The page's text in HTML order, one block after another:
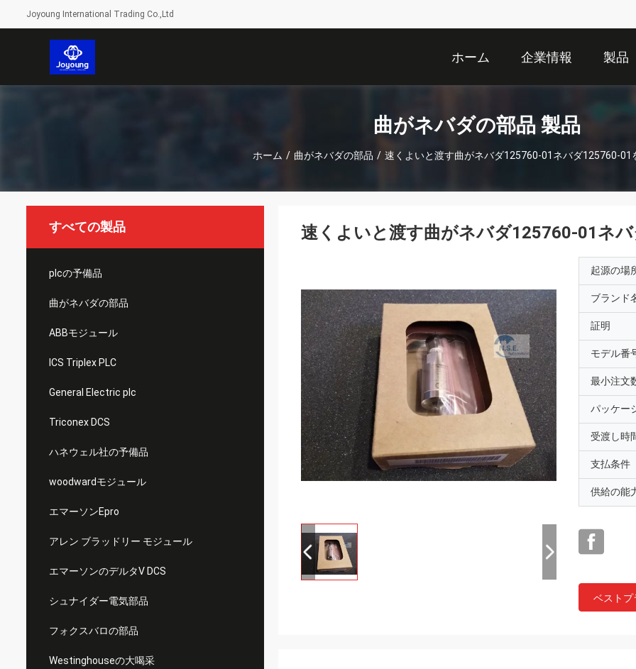
Joyoung International Trading Co.,Ltd
ホーム 企業情報 製品
曲がネバダの部品 製品
ホーム / 曲がネバダの部品 / 速くよいと渡す曲がネバダ125760-01ネバダ125760-01
すべての製品
plcの予備品
曲がネバダの部品
ABBモジュール
ICS Triplex PLC
General Electric plc
Triconex DCS
ハネウェル社の予備品
woodwardモジュール
エマーソンEpro
アレン ブラッドリー モジュール
エマーソンのデルタV DCS
シュナイダー電気部品
フォクスバロの部品
Westinghouseの大喝采
速くよいと渡す曲がネバダ125760-01ネ
起源の場
ブランド
証明
モデル番
最小注文
パッケー
受渡し時
支払条件
供給の能
ベストプ